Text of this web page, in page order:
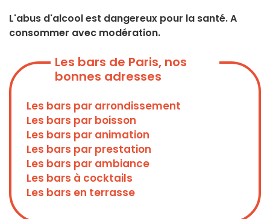
L'abus d'alcool est dangereux pour la santé. A
consommer avec modération.
Les bars de Paris, nos
bonnes adresses
Les bars par arrondissement
Les bars par boisson
Les bars par animation
Les bars par prestation
Les bars par ambiance
Les bars à cocktails
Les bars en terrasse